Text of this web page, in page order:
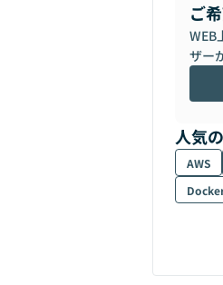
ご
WEB
ザー
人気
AWS